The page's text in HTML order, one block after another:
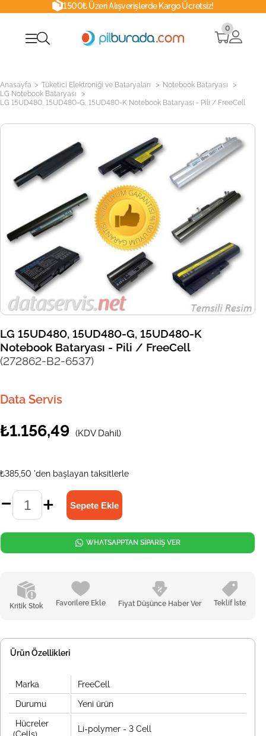
1500₺ Üzeri Alışverişlerde Kargo Ücretsiz!
0
Anasayfa > Tüketici Elektroniği ve Bataryaları > Notebook Bataryası >
LG Notebook Bataryası >
LG 15UD480, 15UD480-G, 15UD480-K Notebook Bataryası - Pili / FreeCell
LG 15UD480, 15UD480-G, 15UD480-K
Notebook Bataryası - Pili / FreeCell
(272862-B2-6537)
Data Servis
₺1.156,49 (KDV Dahil)
₺385,50 'den başlayan taksitlerle
Kritik Stok Favorilere Ekle Fiyat Düşünce Haber Ver Teklif İste
WHATSAPPTAN SİPARİŞ VER
Ürün Özellikleri
Marka FreeCell
Durumu Yeni ürün
Hücreler
Li-polymer - 3 Cell